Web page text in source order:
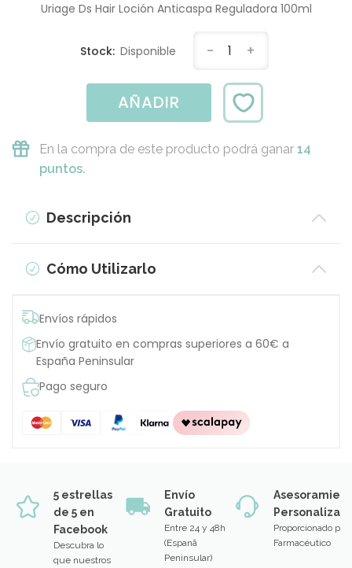
Uriage Ds Hair Loción Anticaspa Reguladora 100ml
Stock: Disponible - 1 +
AÑADIR
En la compra de este producto podrá ganar 14
puntos.
Descripción
Cómo Utilizarlo
Envíos rápidos
Envío gratuito en compras superiores a 60€ a
España Peninsular
Pago seguro
5 estrellas
de 5 en
Facebook
Descubra lo
que nuestros
Envío
Gratuito
Entre 24 y 48h
(Espanã
Peninsular)
Proporcionado por
Farmacéutico